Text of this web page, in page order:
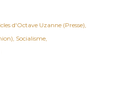
d'Octave Uzanne (Presse)
Socialisme